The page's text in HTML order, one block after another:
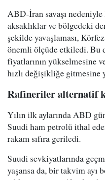
ABD-İran savaşı
aksaklıklar ve bölgedeki
şekilde yavaşlaması,
önemli ölçüde etkiledi. Bu
fiyatlarının yükselmesine
hızlı değişikliğe gitmesine
Rafineriler alternatif
Yılın ilk aylarında ABD
Suudi ham petrolü ithal
rakam sıfıra geriledi.
Suudi sevkiyatlarında
yaşansa da, bir takvim ayı